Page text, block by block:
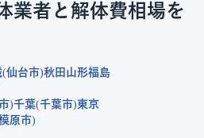
業者と解体費相場を
仙台市 秋田 山形福島
千葉 千葉市 東京
原市